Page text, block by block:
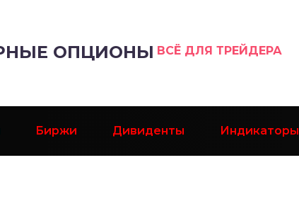
ОПЦИОНЫ ВСЁ ДЛЯ ТРЕЙДЕРА
Биржи Дивиденты Индикаторы